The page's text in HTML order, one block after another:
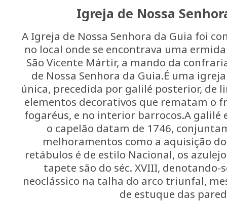
Igreja de Nossa
A Igreja de Nossa Senhora da Guia foi
no local onde se encontrava uma
São Vicente Mártir, a mando da
de Nossa Senhora da Guia.É uma
única, precedida por galilé posterior, de
elementos decorativos que rematam o
fogaréus, e no interior barrocos.A galilé
o capelão datam de 1746,
melhoramentos como a aquisição
retábulos é de estilo Nacional, os
tapete são do séc. XVIII, denotando-
neoclássico na talha do arco triunfal,
de estuque das